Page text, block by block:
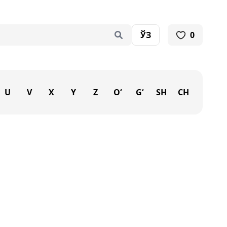
ЎЗ 0
U V X Y Z O‘ G‘ SH CH